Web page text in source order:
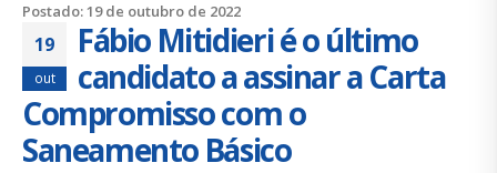
Postado: 19 de outubro de 2022
19
out
Fábio Mitidieri é o último
candidato a assinar a Carta
Compromisso com o
Saneamento Básico